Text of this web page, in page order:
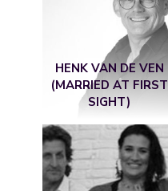
HENK VAN DE VEN
(MARRIED AT FIRST
SIGHT)